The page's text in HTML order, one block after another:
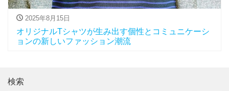
2025年8月15日
オリジナルTシャツが生み出す個性とコミュニケーシ
ョンの新しいファッション潮流
検索